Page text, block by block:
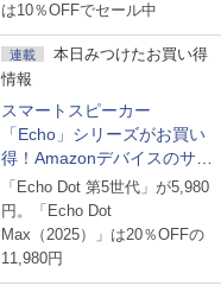
は10％OFFでセール中
連載
本日みつけたお買い得
情報
スマートスピーカー
「Echo」シリーズがお買い
得！Amazonデバイスのサマ
ーセール
「Echo Dot 第5世代」が5,980
円。「Echo Dot
Max（2025）」は20％OFFの
11,980円